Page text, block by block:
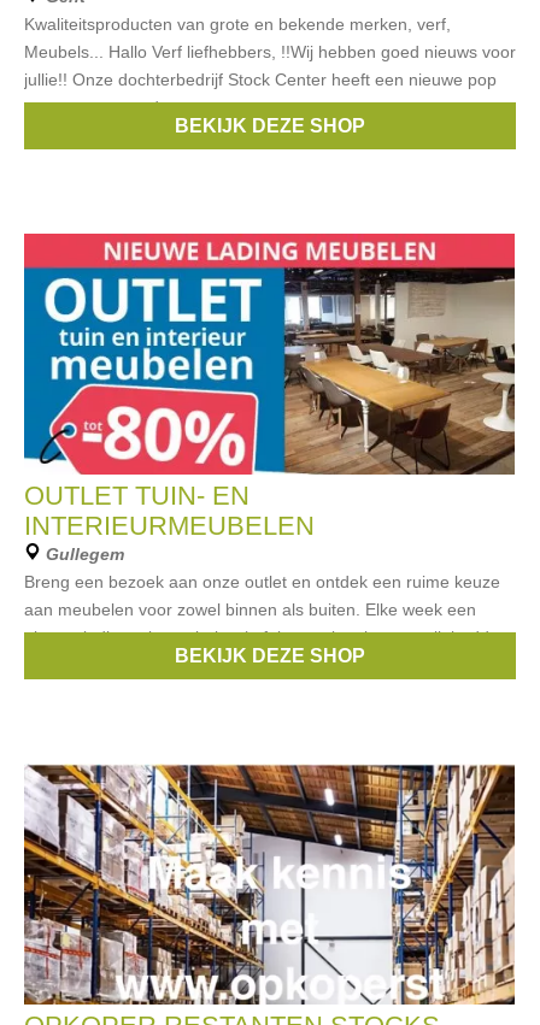
Kwaliteitsproducten van grote en bekende merken, verf,
Meubels... Hallo Verf liefhebbers, !!Wij hebben goed nieuws voor
jullie!! Onze dochterbedrijf Stock Center heeft een nieuwe pop
up store geopend
Herbol. Sikkens. Dulux
BEKIJK DEZE SHOP
OUTLET TUIN- EN
INTERIEURMEUBELEN
Gullegem
Breng een bezoek aan onze outlet en ontdek een ruime keuze
aan meubelen voor zowel binnen als buiten. Elke week een
nieuwe lading tuinmeubelen (tafels, stoelen, lounges, ligbedden,
BEKIJK DEZE SHOP